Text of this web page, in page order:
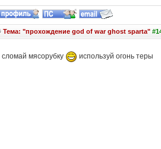
Тема: "прохождение god of war ghost sparta"
сломай мясорубку используй огонь теры